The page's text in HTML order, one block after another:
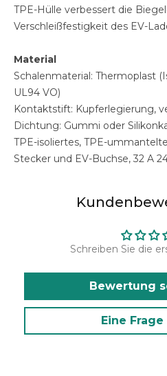
TPE-Hülle verbessert die
Verschleißfestigkeit des EV-
Material
Schalenmaterial: Thermoplast
UL94 VO)
Kontaktstift: Kupferlegierung,
Dichtung: Gummi oder
TPE-isoliertes, TPE-
Stecker und EV-Buchse, 32 A
Schreiben Sie die
Bewertung
Eine